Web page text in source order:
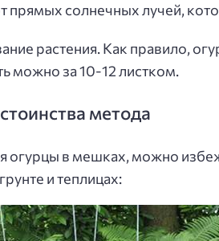
прямых солнечных лучей,
растения. Как правило,
можно за 10-12 листком.
метода
огурцы в мешках, можно
и теплицах: